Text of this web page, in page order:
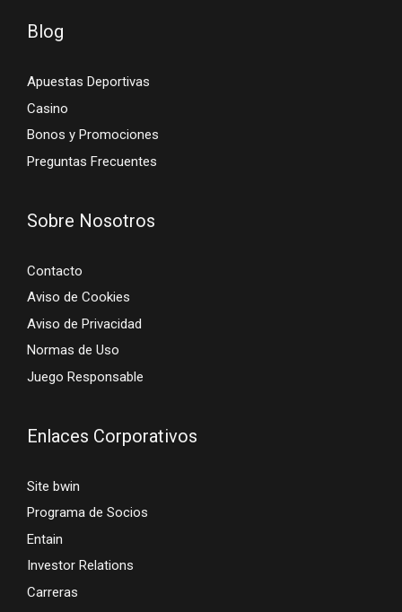
Blog
Apuestas Deportivas
Casino
Bonos y Promociones
Preguntas Frecuentes
Sobre Nosotros
Contacto
Aviso de Cookies
Aviso de Privacidad
Normas de Uso
Juego Responsable
Enlaces Corporativos
Site bwin
Programa de Socios
Entain
Investor Relations
Carreras